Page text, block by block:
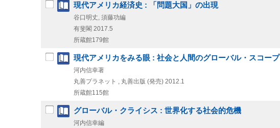
現代アメリカ経済史 : 「問題大国」の出現
谷口明丈, 須藤功編
有斐閣 2017.5
所蔵館179館
現代アメリカをみる眼 : 社会と人間のグローバル・スコープ
河内信幸著
丸善プラネット , 丸善出版 (発売) 2012.1
所蔵館115館
グローバル・クライシス : 世界化する社会的危機
河内信幸編